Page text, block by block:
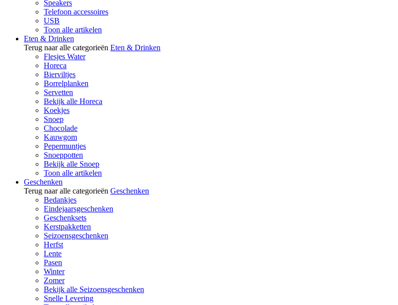
Speakers
Telefoon accessoires
USB
Toon alle artikelen
Eten & Drinken
Terug naar alle categorieën Eten & Drinken
Flesjes Water
Horeca
Bierviltjes
Borrelplanken
Servetten
Bekijk alle Horeca
Koekjes
Snoep
Chocolade
Kauwgom
Pepermuntjes
Snoeppotten
Bekijk alle Snoep
Toon alle artikelen
Geschenken
Terug naar alle categorieën Geschenken
Bedankjes
Eindejaarsgeschenken
Geschenksets
Kerstpakketten
Seizoensgeschenken
Herfst
Lente
Pasen
Winter
Zomer
Bekijk alle Seizoensgeschenken
Snelle Levering